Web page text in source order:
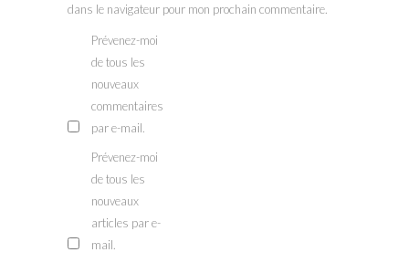
dans le navigateur pour mon prochain commentaire.
Prévenez-moi
de tous les
nouveaux
commentaires
par e-mail.
Prévenez-moi
de tous les
nouveaux
articles par e-
mail.